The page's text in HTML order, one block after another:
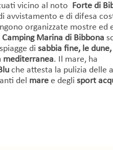
vicino al noto Forte di
avvistamento e di difesa
organizzate mostre ed
Camping Marina di Bibbona
di sabbia fine, le
mediterranea. Il mare, ha
che attesta la pulizia delle
del mare e degli sport